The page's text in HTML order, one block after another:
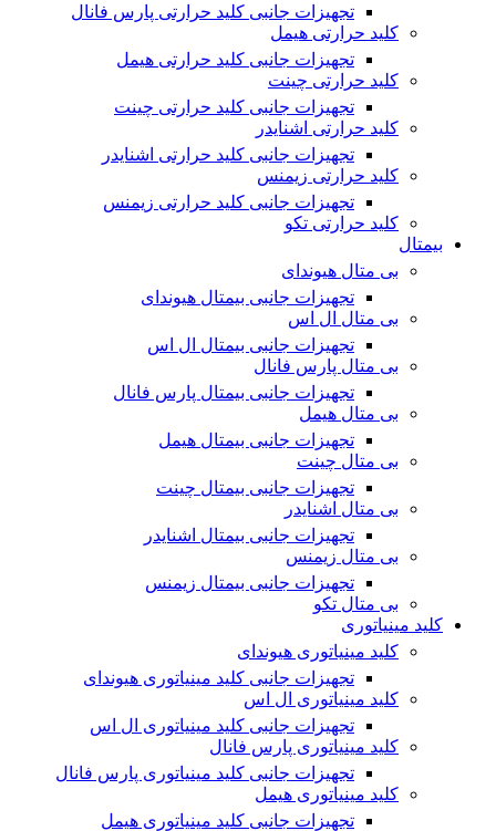
تجهیزات جانبی کلید حرارتی پارس فانال
کلید حرارتی هیمل
تجهیزات جانبی کلید حرارتی هیمل
کلید حرارتی چینت
تجهیزات جانبی کلید حرارتی چینت
کلید حرارتی اشنایدر
تجهیزات جانبی کلید حرارتی اشنایدر
کلید حرارتی زیمنس
تجهیزات جانبی کلید حرارتی زیمنس
کلید حرارتی تکو
بیمتال
بی متال هیوندای
تجهیزات جانبی بیمتال هیوندای
بی متال ال اس
تجهیزات جانبی بیمتال ال اس
بی متال پارس فانال
تجهیزات جانبی بیمتال پارس فانال
بی متال هیمل
تجهیزات جانبی بیمتال هیمل
بی متال چینت
تجهیزات جانبی بیمتال چینت
بی متال اشنایدر
تجهیزات جانبی بیمتال اشنایدر
بی متال زیمنس
تجهیزات جانبی بیمتال زیمنس
بی متال تکو
کلید مینیاتوری
کلید مینیاتوری هیوندای
تجهیزات جانبی کلید مینیاتوری هیوندای
کلید مینیاتوری ال اس
تجهیزات جانبی کلید مینیاتوری ال اس
کلید مینیاتوری پارس فانال
تجهیزات جانبی کلید مینیاتوری پارس فانال
کلید مینیاتوری هیمل
تجهیزات جانبی کلید مینیاتوری هیمل